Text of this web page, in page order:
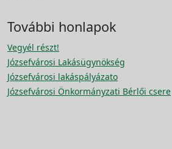
További honlapok
Vegyél részt!
Józsefvárosi Lakásügynökség
Józsefvárosi lakáspályázato
Józsefvárosi Önkormányzati Bérlői csere